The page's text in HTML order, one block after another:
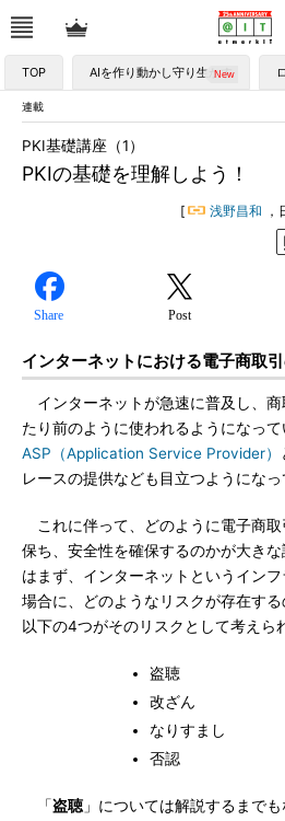
TOP AIを作り動かし守り生かす
連載
PKIの基礎を理解しよう！
PKI基礎講座（1）
[ 浅野昌和
Share Post
インターネットにおける電子商取
インターネットが急速に普及し、商
たり前のように使われるようになっ
ASP（Application Service Provider）
レースの提供なども目立つようになっ
これに伴って、どのように電子商
保ち、安全性を確保するのかが大き
はまず、インターネットというイン
場合に、どのようなリスクが存在す
以下の4つがそのリスクとして考えら
盗聴
改ざん
なりすまし
否認
「盗聴 」については解説するまで